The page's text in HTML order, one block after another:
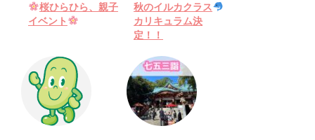
桜ひらひら、親子
イベント
秋のイルカクラス
カリキュラム決
定！！